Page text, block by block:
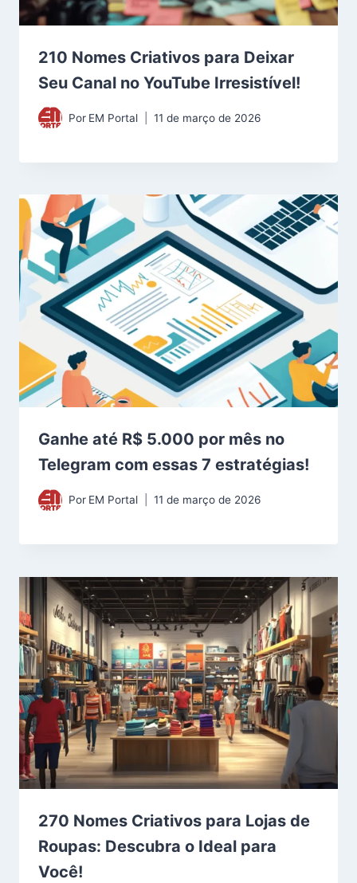
210 Nomes Criativos para Deixar
Seu Canal no YouTube Irresistível!
Por EM Portal 11 de março de 2026
Ganhe até R$ 5.000 por mês no
Telegram com essas 7 estratégias!
Por EM Portal 11 de março de 2026
270 Nomes Criativos para Lojas de
Roupas: Descubra o Ideal para
Você!